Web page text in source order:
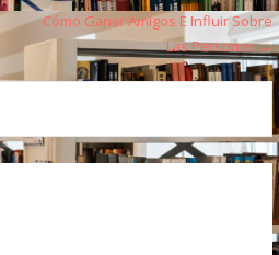
Cómo Ganar Amigos E Influir Sobre
Las Personas →